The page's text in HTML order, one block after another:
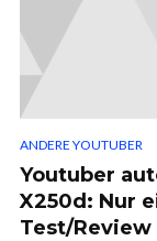
ANDERE YOUTUBER
Youtuber
X250d: Nur
Test/